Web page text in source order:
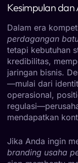
Kesimpulan
Dalam era
perdagangan
tetapi kebutuhan
kredibilitas,
jaringan bisnis.
—mulai dari
operasional,
mendapatkan
Jika Anda ingin
branding usaha